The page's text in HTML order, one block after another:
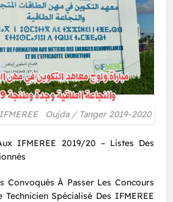
Oujda / Tanger 2019-2020
IFMEREE 2019/20 – Listes Des
Convoqués À Passer Les Concours
Technicien Spécialisé Des IFMEREE